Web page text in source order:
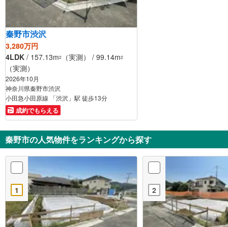
秦野市渋沢
3,280万円
4LDK / 157.13m2 （実測） / 99.14m2
（実測）
2026年10月
神奈川県秦野市渋沢
小田急小田原線 「渋沢」駅 徒歩13分
成約でもらえる
秦野市の人気物件をランキングから探す
1 2